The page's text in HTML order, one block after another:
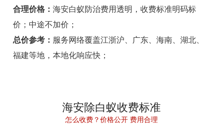
龙港白蚁防治
永嘉白蚁防治
平阳白蚁防治
合理价格： 海安白蚁防治费用透明，收费标准明码标
价；中途不加价；
总价参考： 服务网络覆盖江浙沪、广东、海南、湖北、
福建等地，本地化响应快；
海安除白蚁收费标准
怎么收费？价格公开 费用合理